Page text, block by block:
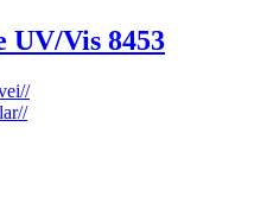
UV/Vis 8453
//
//